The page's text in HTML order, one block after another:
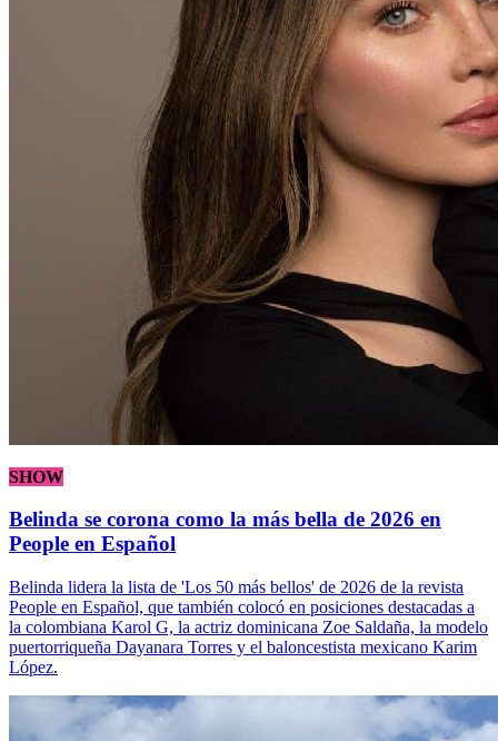
SHOW
Belinda se corona como la más bella de 2026 en
People en Español
Belinda lidera la lista de 'Los 50 más bellos' de 2026 de la revista
People en Español, que también colocó en posiciones destacadas a
la colombiana Karol G, la actriz dominicana Zoe Saldaña, la modelo
puertorriqueña Dayanara Torres y el baloncestista mexicano Karim
López.